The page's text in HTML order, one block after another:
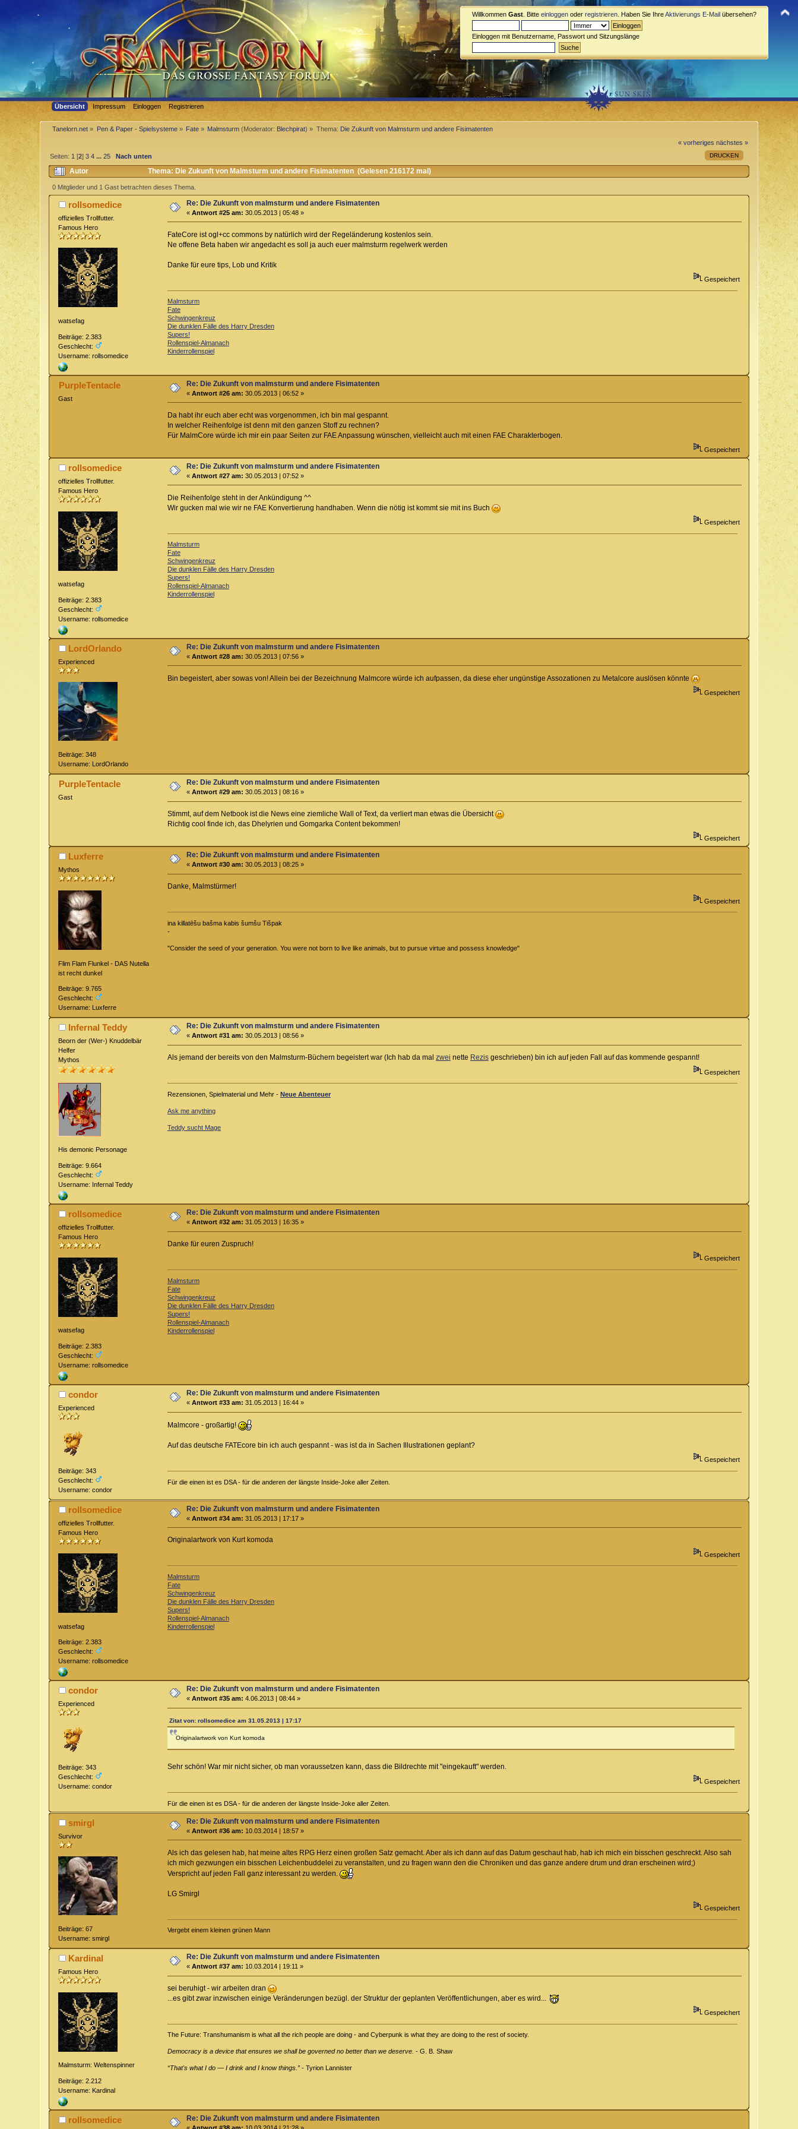
Willkommen Gast . Bitte einloggen oder registrieren . Haben Sie IhreAktivierungs E-Mail übersehen?
Einloggen mit Benutzername, Passwort und Sitzungslänge
Übersicht Impressum Einloggen Registrieren
Tanelorn.net » Pen & Paper - Spielsysteme» Fate » Malmsturm (Moderator: Blechpirat) » Thema: Die Zukunft von Malmsturm und andere Fisimatenten
« vorheriges nächstes »
DRUCKEN
Seiten: 1 [2]3 4 ...25 Nach unten
Autor Thema: Die Zukunft von Malmsturm und andere Fisimatenten (Gelesen 216172 mal)
0 Mitglieder und 1 Gast betrachten dieses Thema.
rollsomedice
offizielles Trollfutter.
Famous Hero
watsefag
Beiträge: 2.383
Geschlecht:
Username: rollsomedice
Re: Die Zukunft von malmsturm und andere Fisimatenten
«Antwort #25 am: 30.05.2013 | 05:48 »
FateCore ist ogl+cc commons by natürlich wird der Regeländerung kostenlos sein.
Ne offene Beta haben wir angedacht es soll ja auch euer malmsturm regelwerk werden
Danke für eure tips, Lob und Kritik
Gespeichert
Malmsturm
Fate
Schwingenkreuz
Die dunklen Fälle des Harry Dresden
Supers!
Rollenspiel-Almanach
Kinderrollenspiel
PurpleTentacle
Gast
Re: Die Zukunft von malmsturm und andere Fisimatenten
«Antwort #26 am: 30.05.2013 | 06:52 »
Da habt ihr euch aber echt was vorgenommen, ich bin mal gespannt.
In welcher Reihenfolge ist denn mit den ganzen Stoff zu rechnen?
Für MalmCore würde ich mir ein paar Seiten zur FAE Anpassung wünschen, vielleicht auch mit einen FAE Charakterbogen.
Gespeichert
rollsomedice
offizielles Trollfutter.
Famous Hero
watsefag
Beiträge: 2.383
Geschlecht:
Username: rollsomedice
Re: Die Zukunft von malmsturm und andere Fisimatenten
«Antwort #27 am: 30.05.2013 | 07:52 »
Die Reihenfolge steht in der Ankündigung ^^
Wir gucken mal wie wir ne FAE Konvertierung handhaben. Wenn die nötig ist kommt sie mit ins Buch
Gespeichert
Malmsturm
Fate
Schwingenkreuz
Die dunklen Fälle des Harry Dresden
Supers!
Rollenspiel-Almanach
Kinderrollenspiel
LordOrlando
Experienced
Beiträge: 348
Username: LordOrlando
Re: Die Zukunft von malmsturm und andere Fisimatenten
«Antwort #28 am: 30.05.2013 | 07:56 »
Bin begeistert, aber sowas von! Allein bei der Bezeichnung Malmcore würde ich aufpassen, da diese eher ungünstige Assozationen zu Metalcore auslösen könnte
Gespeichert
PurpleTentacle
Gast
Re: Die Zukunft von malmsturm und andere Fisimatenten
«Antwort #29 am: 30.05.2013 | 08:16 »
Stimmt, auf dem Netbook ist die News eine ziemliche Wall of Text, da verliert man etwas die Übersicht
Richtig cool finde ich, das Dhelyrien und Gomgarka Content bekommen!
Gespeichert
Luxferre
Mythos
Flim Flam Flunkel - DAS Nutella
ist recht dunkel
Beiträge: 9.765
Geschlecht:
Username: Luxferre
Re: Die Zukunft von malmsturm und andere Fisimatenten
«Antwort #30 am: 30.05.2013 | 08:25 »
Danke, Malmstürmer!
Gespeichert
ina killatēšu bašma kabis šumšu Tišpak
-
"Consider the seed of your generation. You were not born to live like animals, but to pursue virtue and possess knowledge"
Infernal Teddy
Beorn der (Wer-) Knuddelbär
Helfer
Mythos
His demonic Personage
Beiträge: 9.664
Geschlecht:
Username: Infernal Teddy
Re: Die Zukunft von malmsturm und andere Fisimatenten
«Antwort #31 am: 30.05.2013 | 08:56 »
Als jemand der bereits von den Malmsturm-Büchern begeistert war (Ich hab da mal zwei nette Rezisgeschrieben) bin ich auf jeden Fall auf das kommende gespannt!
Gespeichert
Rezensionen, Spielmaterial und Mehr - Neue Abenteuer
Ask me anything
Teddy sucht Mage
rollsomedice
offizielles Trollfutter.
Famous Hero
watsefag
Beiträge: 2.383
Geschlecht:
Username: rollsomedice
Re: Die Zukunft von malmsturm und andere Fisimatenten
«Antwort #32 am: 31.05.2013 | 16:35 »
Danke für euren Zuspruch!
Gespeichert
Malmsturm
Fate
Schwingenkreuz
Die dunklen Fälle des Harry Dresden
Supers!
Rollenspiel-Almanach
Kinderrollenspiel
condor
Experienced
Beiträge: 343
Geschlecht:
Username: condor
Re: Die Zukunft von malmsturm und andere Fisimatenten
«Antwort #33 am: 31.05.2013 | 16:44 »
Malmcore - großartig!
Auf das deutsche FATEcore bin ich auch gespannt - was ist da in Sachen Illustrationen geplant?
Gespeichert
Für die einen ist es DSA - für die anderen der längste Inside-Joke aller Zeiten.
rollsomedice
offizielles Trollfutter.
Famous Hero
watsefag
Beiträge: 2.383
Geschlecht:
Username: rollsomedice
Re: Die Zukunft von malmsturm und andere Fisimatenten
«Antwort #34 am: 31.05.2013 | 17:17 »
Originalartwork von Kurt komoda
Gespeichert
Malmsturm
Fate
Schwingenkreuz
Die dunklen Fälle des Harry Dresden
Supers!
Rollenspiel-Almanach
Kinderrollenspiel
condor
Experienced
Beiträge: 343
Geschlecht:
Username: condor
Re: Die Zukunft von malmsturm und andere Fisimatenten
«Antwort #35 am: 4.06.2013 | 08:44 »
Zitat von: rollsomedice am 31.05.2013 | 17:17
Originalartwork von Kurt komoda
Sehr schön! War mir nicht sicher, ob man voraussetzen kann, dass die Bildrechte mit "eingekauft" werden.
Gespeichert
Für die einen ist es DSA - für die anderen der längste Inside-Joke aller Zeiten.
smirgl
Survivor
Beiträge: 67
Username: smirgl
Re: Die Zukunft von malmsturm und andere Fisimatenten
«Antwort #36 am: 10.03.2014 | 18:57 »
Als ich das gelesen hab, hat meine altes RPG Herz einen großen Satz gemacht. Aber als ich dann auf das Datum geschaut hab, hab ich mich ein bisschen geschreckt. Also sah
ich mich gezwungen ein bisschen Leichenbuddelei zu veranstalten, und zu fragen wann den die Chroniken und das ganze andere drum und dran erscheinen wird;)
Verspricht auf jeden Fall ganz interessant zu werden.
LG Smirgl
Gespeichert
Vergebt einem kleinen grünen Mann
Kardinal
Famous Hero
Malmsturm: Weltenspinner
Beiträge: 2.212
Username: Kardinal
Re: Die Zukunft von malmsturm und andere Fisimatenten
«Antwort #37 am: 10.03.2014 | 19:11 »
sei beruhigt - wir arbeiten dran
...es gibt zwar inzwischen einige Veränderungen bezügl. der Struktur der geplanten Veröffentlichungen, aber es wird...
Gespeichert
The Future: Transhumanism is what all the rich people are doing - and Cyberpunk is what they are doing to the rest of society.
Democracy is a device that ensures we shall be governed no better than we deserve. - G. B. Shaw
“That's what I do — I drink and I know things.”- Tyrion Lannister
rollsomedice Re: Die Zukunft von malmsturm und andere Fisimatenten